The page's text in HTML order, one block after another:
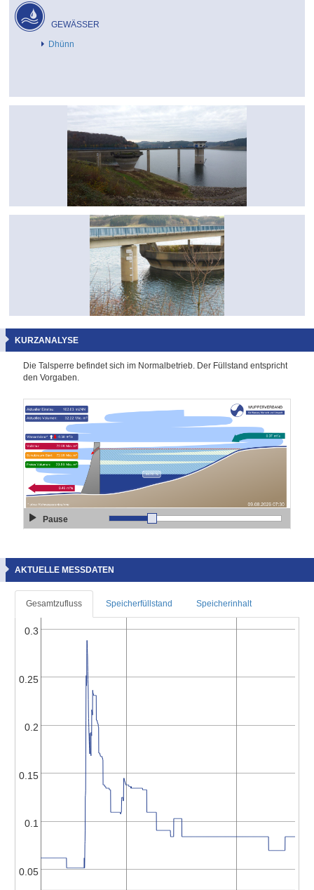
GEWÄSSER
Dhünn
KURZANALYSE
Die Talsperre befindet sich im Normalbetrieb. Der Füllstand entspricht
den Vorgaben.
Pause
AKTUELLE MESSDATEN
Gesamtzufluss Speicherfüllstand Speicherinhalt
0.05
0.1
0.15
0.2
0.25
0.3